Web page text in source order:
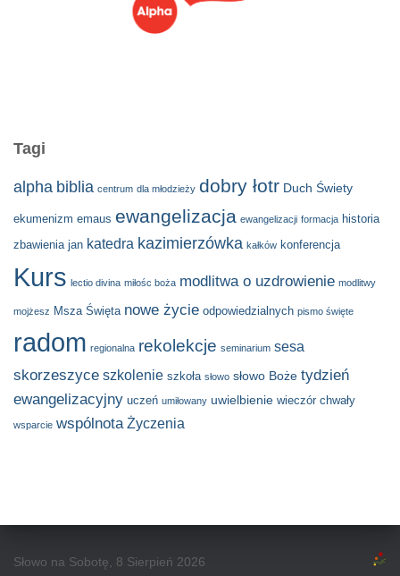
Tagi
alpha biblia centrum dla młodzieży dobry łotr Duch Świety
ekumenizm emaus ewangelizacja ewangelizacji formacja historia
zbawienia jan katedra kazimierzówka kałków konferencja
Kurs lectio divina miłośc boża modlitwa o uzdrowienie modlitwy
mojżesz Msza Święta nowe życie odpowiedzialnych pismo święte
radom regionalna rekolekcje seminarium sesa
skorzeszyce szkolenie szkoła słowo słowo Boże tydzień
ewangelizacyjny uczeń umiłowany uwielbienie wieczór chwały
wsparcie wspólnota Życzenia
Słowo na Sobotę, 8 Sierpień 2026